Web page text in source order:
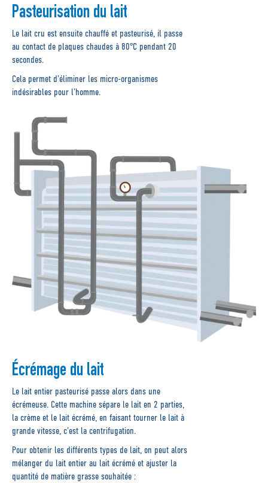
Pasteurisation du lait
Le lait cru est ensuite chauffé et pasteurisé, il passe
au contact de plaques chaudes à 80°C pendant 20
secondes.
Cela permet d’éliminer les micro-organismes
indésirables pour l’homme.
Écrémage du lait
Le lait entier pasteurisé passe alors dans une
écrémeuse. Cette machine sépare le lait en 2 parties,
la crème et le lait écrémé, en faisant tourner le lait à
grande vitesse, c’est la centrifugation.
Pour obtenir les différents types de lait, on peut alors
mélanger du lait entier au lait écrémé et ajuster la
quantité de matière grasse souhaitée :